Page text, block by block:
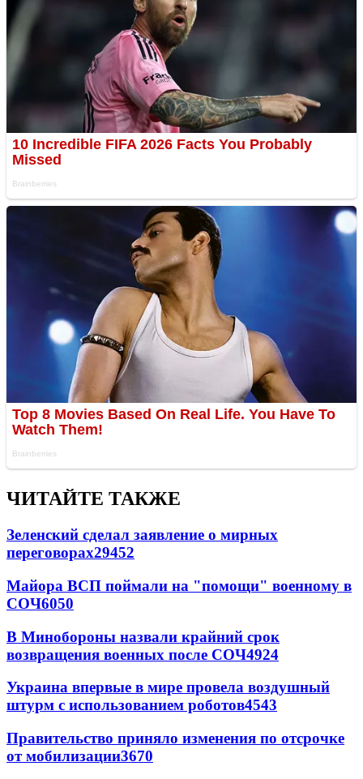
ЧИТАЙТЕ ТАКЖЕ
Зеленский сделал заявление о мирных
переговорах29452
Майора ВСП поймали на "помощи" военному в
СОЧ6050
В Минобороны назвали крайний срок
возвращения военных после СОЧ4924
Украина впервые в мире провела воздушный
штурм с использованием роботов4543
Правительство приняло изменения по отсрочке
от мобилизации3670